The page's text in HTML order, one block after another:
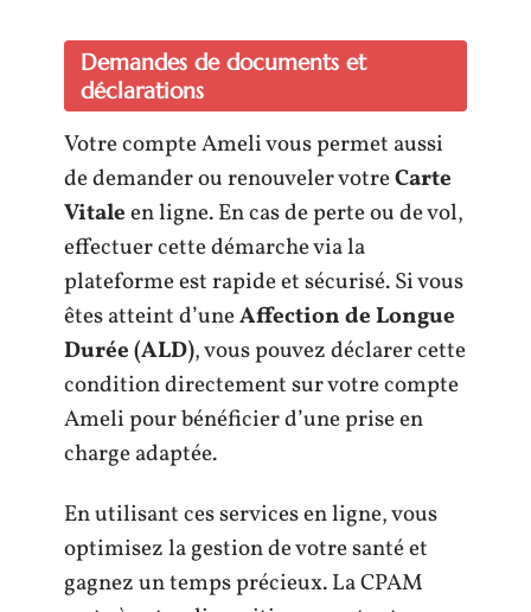
Demandes de documents et
déclarations
Votre compte Ameli vous permet aussi
de demander ou renouveler votreCarte
Vitaleen ligne. En cas de perte ou de vol,
effectuer cette démarche via la
plateforme est rapide et sécurisé. Si vous
êtes atteint d’uneAffection de Longue
Durée (ALD), vous pouvez déclarer cette
condition directement sur votre compte
Ameli pour bénéficier d’une prise en
charge adaptée.
En utilisant ces services en ligne, vous
optimisez la gestion de votre santé et
gagnez un temps précieux. La CPAM